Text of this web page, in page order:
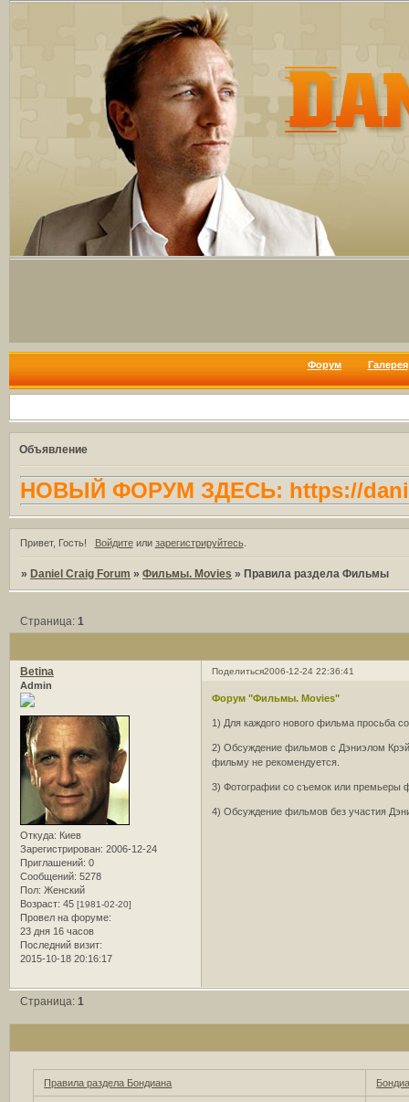
Форум Галерея
Объявление
НОВЫЙ ФОРУМ ЗДЕСЬ: https://
Привет, Гость! Войдитеили зарегистрируйтесь.
»Daniel Craig Forum »Фильмы. Movies »Правила раздела Фильмы
Страница:1
Поделиться2006-12-24 22:36:41
Betina
Admin
Откуда: Киев
Зарегистрирован: 2006-12-24
Приглашений: 0
Сообщений: 5278
Пол: Женский
Возраст: 45 [1981-02-20]
Провел на форуме:
23 дня 16 часов
Последний визит:
2015-10-18 20:16:17
Форум "Фильмы. Movies"
1) Для каждого нового фильма просьба
2) Обсуждение фильмов с Дэниэлом
фильму не рекомендуется.
3) Фотографии со съемок или
4) Обсуждение фильмов без участия
Страница: 1
Правила раздела Бондиана